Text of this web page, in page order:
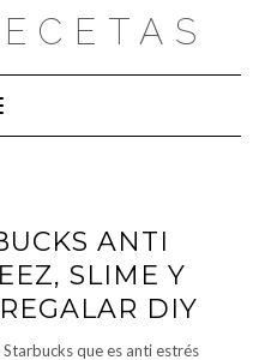
modo de navegación
ANTI
SLIME Y
DIY
que es anti estrés